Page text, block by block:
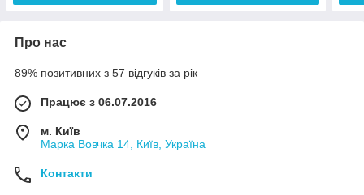
Про нас
89% позитивних з 57 відгуків за рік
Працює з 06.07.2016
м. Київ
Марка Вовчка 14, Київ, Україна
Контакти